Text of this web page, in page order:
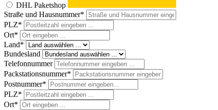
DHL Paketshop
Straße und Hausnummer*
PLZ*
Ort*
Land*
Bundesland
Telefonnummer
Packstationsnummer*
Postnummer*
PLZ*
Ort*